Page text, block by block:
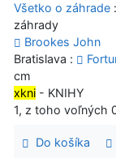
Všetko o záhrade
záhrady
Brookes John
Bratislava :
cm
xkni - KNIHY
1, z toho voľných
Do košíka